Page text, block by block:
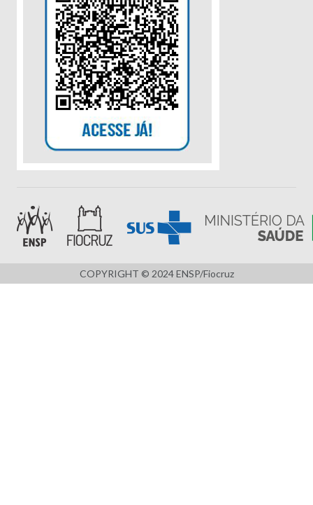
COPYRIGHT © 2024 ENSP/Fiocruz